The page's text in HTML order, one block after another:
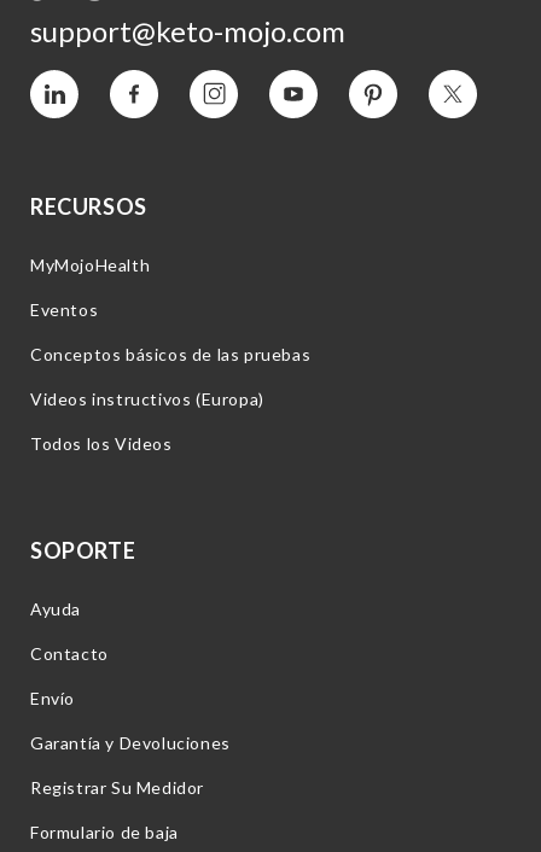
support@keto-mojo.com
Vimeo Facebook InstagramYouTube Pinterest Twitter
RECURSOS
MyMojoHealth
Eventos
Conceptos básicos de las pruebas
Videos instructivos (Europa)
Todos los Videos
SOPORTE
Ayuda
Contacto
Envío
Garantía y Devoluciones
Registrar Su Medidor
Formulario de baja